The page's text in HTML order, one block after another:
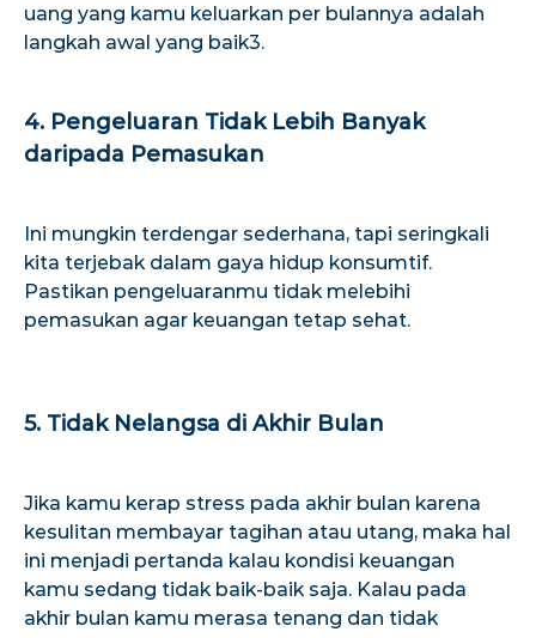
uang yang kamu keluarkan per bulannya adalah
langkah awal yang baik3.
4. Pengeluaran Tidak Lebih Banyak
daripada Pemasukan
Ini mungkin terdengar sederhana, tapi seringkali
kita terjebak dalam gaya hidup konsumtif.
Pastikan pengeluaranmu tidak melebihi
pemasukan agar keuangan tetap sehat.
5. Tidak Nelangsa di Akhir Bulan
Jika kamu kerap stress pada akhir bulan karena
kesulitan membayar tagihan atau utang, maka hal
ini menjadi pertanda kalau kondisi keuangan
kamu sedang tidak baik-baik saja. Kalau pada
akhir bulan kamu merasa tenang dan tidak